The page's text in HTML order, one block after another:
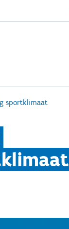
sportklimaat